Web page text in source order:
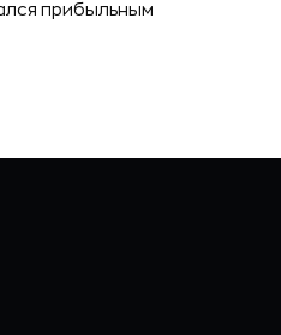
прибыльным